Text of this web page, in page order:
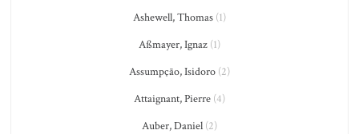
Ashewell, Thomas (1)
Aßmayer, Ignaz (1)
Assumpção, Isidoro (2)
Attaignant, Pierre (4)
Auber, Daniel (2)